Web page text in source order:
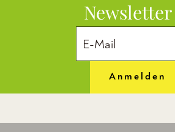
Newsletter
Anmelden